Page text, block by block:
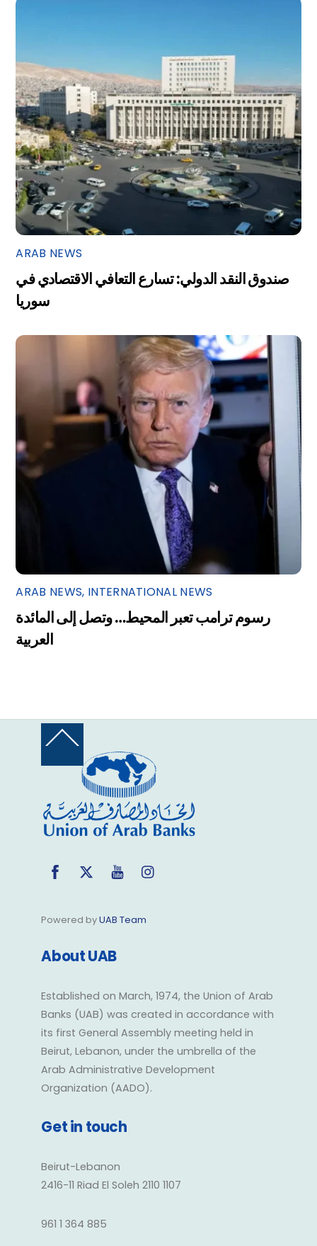
ARAB NEWS
صندوق النقد الدولي: تسارع التعافي الاقتصادي في
سوريا
ARAB NEWS, INTERNATIONAL NEWS
رسوم ترامب تعبر المحيط… وتصل إلى المائدة
العربية
Back
Top
Facebook
Twitter YouTube
Powered byUAB Team
About UAB
Established on March, 1974, the Union of Arab
Banks (UAB) was created in accordance with
its first General Assembly meeting held in
Beirut, Lebanon, under the umbrella of the
Arab Administrative Development
Organization (AADO).
Get in touch
Beirut-Lebanon
2416-11 Riad El Soleh 2110 1107
961 1 364 885